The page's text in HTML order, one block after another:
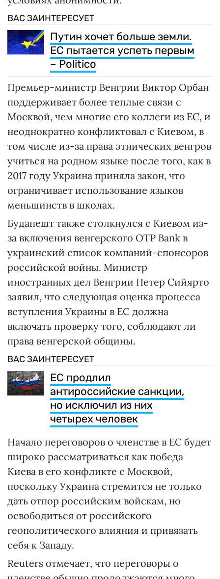
ВАС ЗАИНТЕРЕСУЕТ
Путин хочет больше земли.
ЕС пытается успеть первым
– Politico
Премьер-министр Венгрии Виктор Орбан
поддерживает более теплые связи с
Москвой, чем многие его коллеги из ЕС, и
неоднократно конфликтовал с Киевом, в
том числе из-за права этнических венгров
учиться на родном языке после того, как в
2017 году Украина приняла закон, что
ограничивает использование языков
меньшинств в школах.
Будапешт также столкнулся с Киевом из-
за включения венгерского OTP Bank в
украинский список компаний-спонсоров
российской войны. Министр
иностранных дел Венгрии Петер Сийярто
заявил, что следующая оценка процесса
вступления Украины в ЕС должна
включать проверку того, соблюдают ли
права венгерской общины.
ВАС ЗАИНТЕРЕСУЕТ
ЕС продлил
антироссийские санкции,
но исключил из них
четырех человек
Начало переговоров о членстве в ЕС будет
широко рассматриваться как победа
Киева в его конфликте с Москвой,
поскольку Украина стремится не только
дать отпор российским войскам, но
освободиться от российского
геополитического влияния и привязать
себя к Западу.
Reuters отмечает, что переговоры о